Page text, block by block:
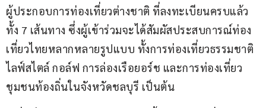
ผู้ประกอบการท่องเที่ยวต่างชาติ ที่ลงทะเบียนครบแล้ว
ทั้ง 7 เส้นทาง ซึ่งผู้เข้าร่วมจะได้สัมผัสประสบการณ์ท่อง
เที่ยวไทยหลากหลายรูปแบบ ทั้งการท่องเที่ยวธรรมชาติ
ไลฟ์สไตล์ กอล์ฟ การล่องเรือยอร์ช และการท่องเที่ยว
ชุมชนท้องถิ่นในจังหวัดชลบุรี เป็นต้น